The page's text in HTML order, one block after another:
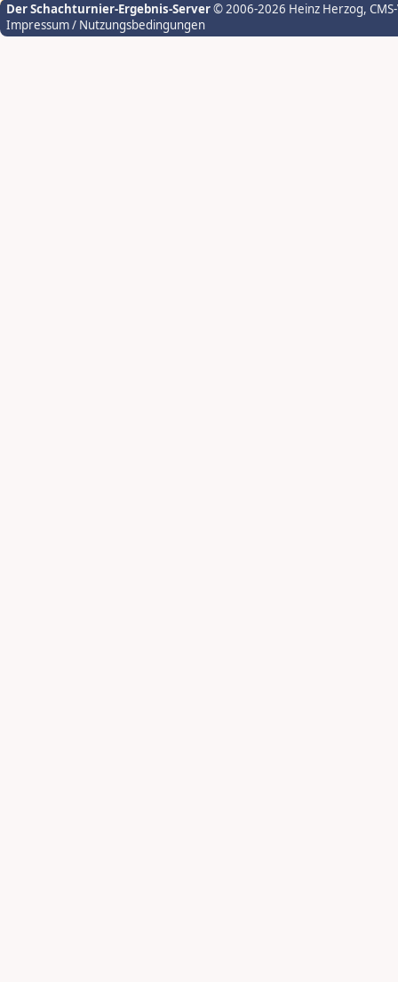
Der Schachturnier-Ergebnis-Server© 2006-2026 Heinz Herzog,
Impressum / Nutzungsbedingungen